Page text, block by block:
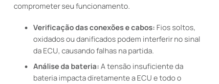
comprometer seu funcionamento.
Verificação das conexões e cabos: Fios soltos,
oxidados ou danificados podem interferir no sinal
da ECU, causando falhas na partida.
Análise da bateria:A tensão insuficiente da
bateria impacta diretamente a ECU e todo o